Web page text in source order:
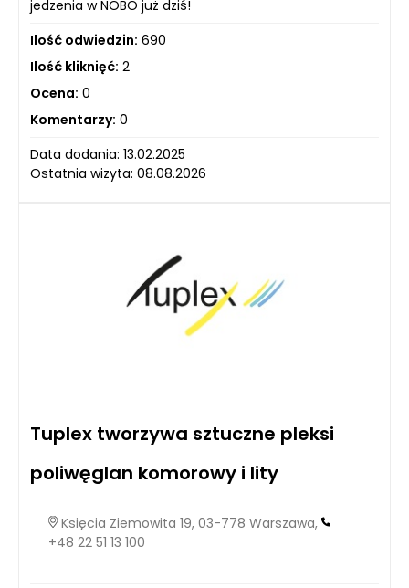
jedzenia w NOBO już dziś!
Ilość odwiedzin: 690
Ilość kliknięć: 2
Ocena: 0
Komentarzy: 0
Data dodania: 13.02.2025
Ostatnia wizyta: 08.08.2026
Tuplex tworzywa sztuczne pleksi
poliwęglan komorowy i lity
Księcia Ziemowita 19, 03-778 Warszawa,
+48 22 51 13 100